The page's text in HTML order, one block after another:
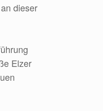
dieser
Elzer